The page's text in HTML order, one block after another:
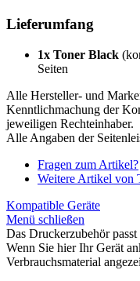
Lieferumfang
1x Toner Black
Seiten
Alle Hersteller- und
Kenntlichmachung der
jeweiligen Rechteinhaber.
Alle Angaben der
Fragen zum Artikel?
Weitere Artikel von
Kompatible Geräte
Menü schließen
Das Druckerzubehör
Wenn Sie hier Ihr Gerät
Verbrauchsmaterial